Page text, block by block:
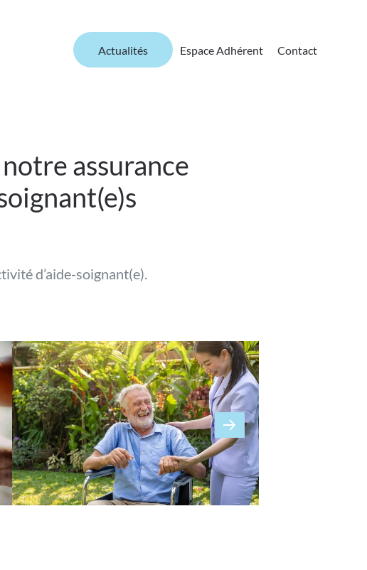
Actualités Espace Adhérent Contact
assurance
d’aide-soignant(e).